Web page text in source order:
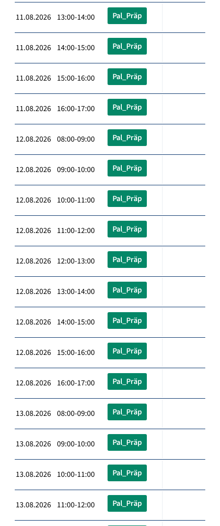
11.08.2026 13:00-14:00 Pal_Präp
11.08.2026 14:00-15:00 Pal_Präp
11.08.2026 15:00-16:00 Pal_Präp
11.08.2026 16:00-17:00 Pal_Präp
12.08.2026 08:00-09:00 Pal_Präp
12.08.2026 09:00-10:00 Pal_Präp
12.08.2026 10:00-11:00 Pal_Präp
12.08.2026 11:00-12:00 Pal_Präp
12.08.2026 12:00-13:00 Pal_Präp
12.08.2026 13:00-14:00 Pal_Präp
12.08.2026 14:00-15:00 Pal_Präp
12.08.2026 15:00-16:00 Pal_Präp
12.08.2026 16:00-17:00 Pal_Präp
13.08.2026 08:00-09:00 Pal_Präp
13.08.2026 09:00-10:00 Pal_Präp
13.08.2026 10:00-11:00 Pal_Präp
13.08.2026 11:00-12:00 Pal_Präp